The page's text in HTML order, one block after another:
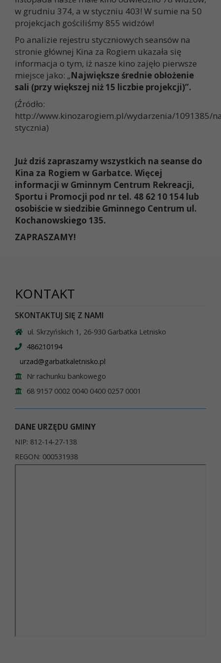
w grudniu 374, a w styczniu 403! W sumie na 50
projekcjach gościliśmy 855 widzów!
Po analizie rejestru styczniowych seansów na
stronie głównej Kina za Rogiem ukazała się
informacja o tym, iż nasze kino zajęło pierwsze
miejsce jako: „Największe średnie obłożenie
sali (przy większej niż 15 liczbie projekcji)”.
(Źródło:
http://www.kinozarogiem.pl/wydarzenia/1091385/
stycznia)
Już dziś zapraszamy wszystkich na seanse do
Kina za Rogiem w Garbatce. Więcej
informacji w Gminnym Centrum Rekreacji,
Sportu i Promocji pod nr tel. 48 62 10 154 lub
osobiście w siedzibie Gminnego Centrum ul.
Kochanowskiego 135.
ZAPRASZAMY!
KONTAKT
SKONTAKTUJ SIĘ Z NAMI
ul. Skrzyńskich 1, 26-930 Garbatka Letnisko
486210194
urzad@garbatkaletnisko.pl
Nr rachunku bankowego
68 9157 0002 0040 0400 0257 0001
DANE URZĘDU GMINY
NIP: 812-14-27-138
REGON: 000531938